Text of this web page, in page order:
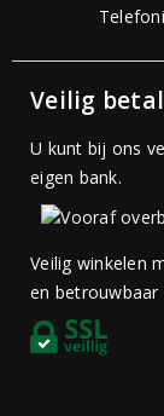
Veilig
U kunt bij ons
eigen bank.
Veilig winkelen
en betrouwbaar